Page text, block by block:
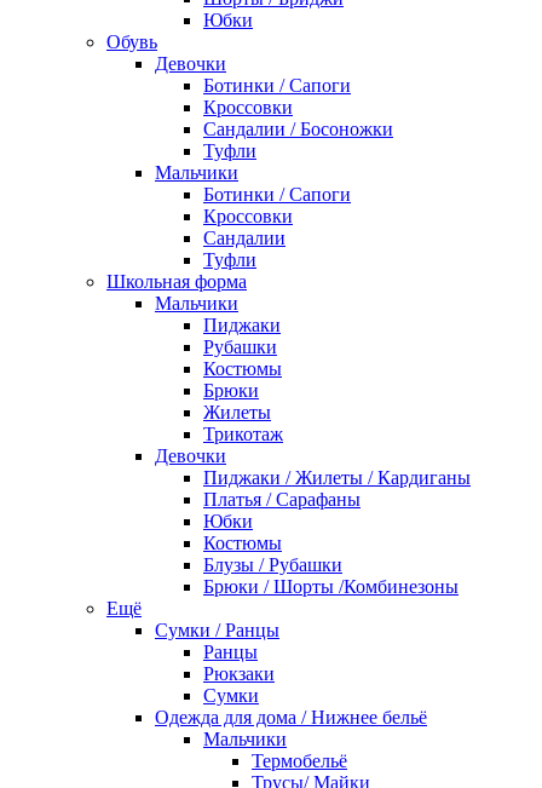
Юбки
Обувь
Девочки
Ботинки / Сапоги
Кроссовки
Сандалии / Босоножки
Туфли
Мальчики
Ботинки / Сапоги
Кроссовки
Сандалии
Туфли
Школьная форма
Мальчики
Пиджаки
Рубашки
Костюмы
Брюки
Жилеты
Трикотаж
Девочки
Пиджаки / Жилеты / Кардиганы
Платья / Сарафаны
Юбки
Костюмы
Блузы / Рубашки
Брюки / Шорты /Комбинезоны
Ещё
Сумки / Ранцы
Ранцы
Рюкзаки
Сумки
Одежда для дома / Нижнее бельё
Мальчики
Термобельё
Трусы/ Майки